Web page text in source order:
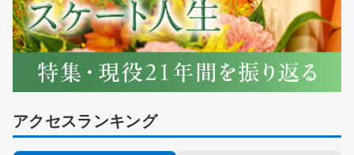
アクセスランキング